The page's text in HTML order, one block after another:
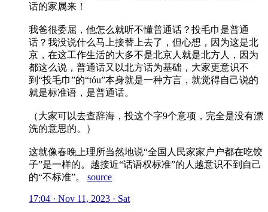
话的家属来！
我爸很委屈，他怎么就听不懂普通话？投毛巾是普通
话？我没说什么马上接替上去了，但心想，因为这是北
京，在这工作生活的大多不是北京人就是北方人，因为
都这么说，普通话又以北方话为基础，大家更意识不
到“投毛巾”的“tóu”本身就是一种方言，就觉得自己说的
就是标准语，是普通话。
（大家可以去查辞海，投这个字9个意项，完全是没有漂
洗的意思的。）
这就像春晚上理所当然地说“全国人民家家户户都在吃饺
子”是一样的。越接近“话语权标准”的人越意识不到自己
的“不标准”。 source
17:04 · Nov 11, 2023 · Sat